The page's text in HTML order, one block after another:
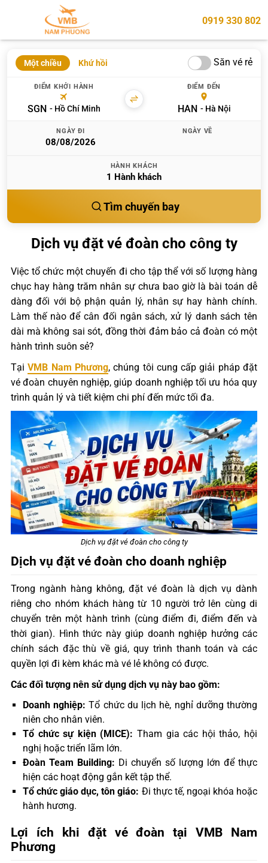
0919 330 802
Một chiều Khứ hồi Săn vé rẻ
ĐIỂM KHỞI HÀNH
SGN Hồ Chí Minh
ĐIỂM ĐẾN
HAN Hà Nội
NGÀY ĐI NGÀY VỀ
HÀNH KHÁCH
1 Hành khách
Tìm chuyến bay
Dịch vụ đặt vé đoàn cho công ty
Việc tổ chức một chuyến đi cho tập thể với số lượng hàng
chục hay hàng trăm nhân sự chưa bao giờ là bài toán dễ
dàng đối với bộ phận quản lý, nhân sự hay hành chính.
Làm thế nào để cân đối ngân sách, xử lý danh sách tên
dài mà không sai sót, đồng thời đảm bảo cả đoàn có một
hành trình suôn sẻ?
TạiVMB Nam Phương, chúng tôi cung cấp giải pháp đặt
vé đoàn chuyên nghiệp, giúp doanh nghiệp tối ưu hóa quy
trình quản lý và tiết kiệm chi phí đến mức tối đa.
Dịch vụ đặt vé đoàn cho công ty
Dịch vụ đặt vé đoàn cho doanh nghiệp
Trong ngành hàng không, đặt vé đoàn là dịch vụ dành
riêng cho nhóm khách hàng từ 10 người trở lên cùng di
chuyển trên một hành trình (cùng điểm đi, điểm đến và
thời gian). Hình thức này giúp doanh nghiệp hưởng các
chính sách đặc thù về giá, quy trình thanh toán và các
quyền lợi đi kèm khác mà vé lẻ không có được.
Các đối tượng nên sử dụng dịch vụ này bao gồm:
Doanh nghiệp: Tổ chức du lịch hè, nghỉ dưỡng thường
niên cho nhân viên.
Tổ chức sự kiện (MICE): Tham gia các hội thảo, hội
nghị hoặc triển lãm lớn.
Đoàn Team Building: Di chuyển số lượng lớn để thực
hiện các hoạt động gắn kết tập thể.
Tổ chức giáo dục, tôn giáo: Đi thực tế, ngoại khóa hoặc
hành hương.
Lợi ích khi đặt vé đoàn tại VMB Nam
Phương